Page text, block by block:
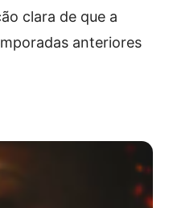
clara de que a
anteriores